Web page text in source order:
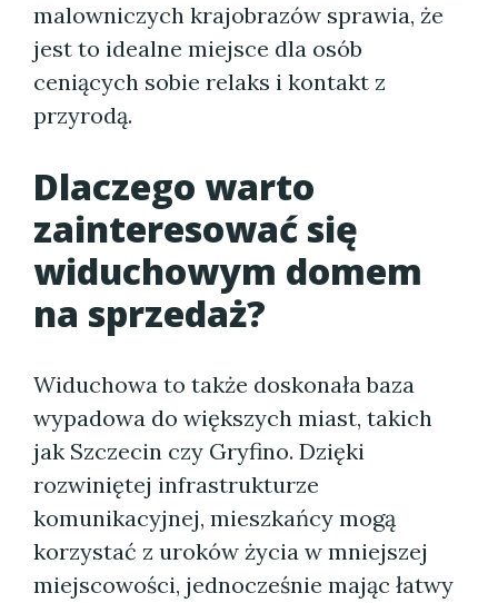
malowniczych krajobrazów sprawia, że
jest to idealne miejsce dla osób
ceniących sobie relaks i kontakt z
przyrodą.
Dlaczego warto
zainteresować się
widuchowym domem
na sprzedaż?
Widuchowa to także doskonała baza
wypadowa do większych miast, takich
jak Szczecin czy Gryfino. Dzięki
rozwiniętej infrastrukturze
komunikacyjnej, mieszkańcy mogą
korzystać z uroków życia w mniejszej
miejscowości, jednocześnie mając łatwy